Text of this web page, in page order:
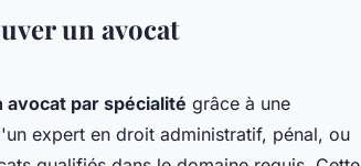
un avocat
par spécialité grâce à une
expert en droit administratif, pénal, ou